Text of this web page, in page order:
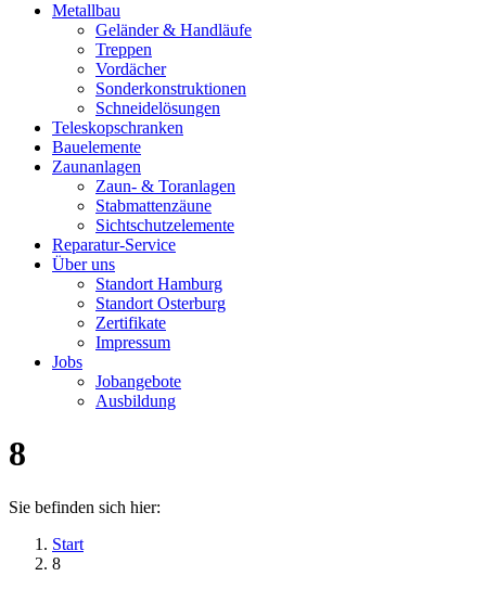
Metallbau
Geländer & Handläufe
Treppen
Vordächer
Sonderkonstruktionen
Schneidelösungen
Teleskopschranken
Bauelemente
Zaunanlagen
Zaun- & Toranlagen
Stabmattenzäune
Sichtschutzelemente
Reparatur-Service
Über uns
Standort Hamburg
Standort Osterburg
Zertifikate
Impressum
Jobs
Jobangebote
Ausbildung
8
Sie befinden sich hier:
Start
8